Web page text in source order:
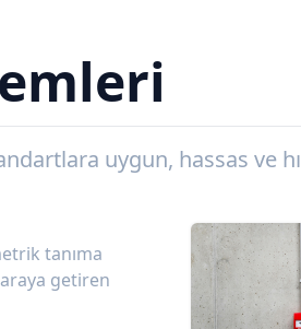
uygun, hassas ve
tanıma
getiren